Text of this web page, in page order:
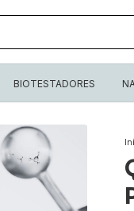
BIOTESTADORES